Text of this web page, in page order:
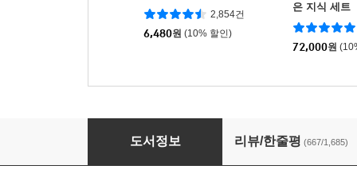
2,854건
6,480원 (10% 할인)
은 지식 세트
72,000원
사피엔스
도서정보 리뷰/한줄평 (667/1,685)